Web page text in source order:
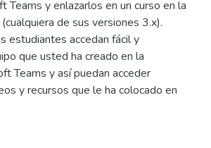
Teams y enlazarlos en un curso en la
de sus versiones 3.x).
estudiantes accedan fácil y
que usted ha creado en la
Teams y así puedan acceder
y recursos que le ha colocado en